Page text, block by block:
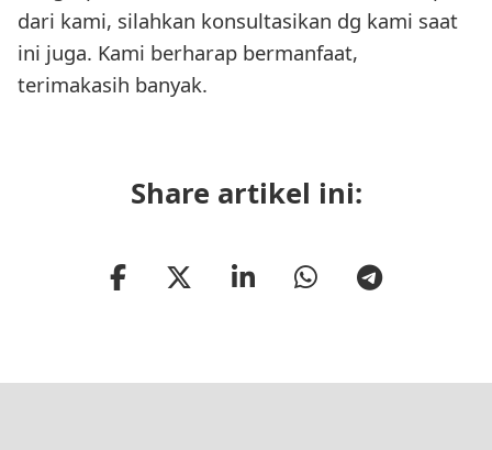
dari kami, silahkan konsultasikan dg kami saat
ini juga. Kami berharap bermanfaat,
terimakasih banyak.
Share artikel ini: